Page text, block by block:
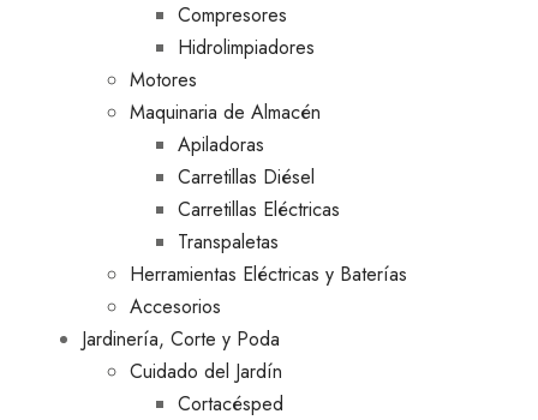
Compresores
Hidrolimpiadores
Motores
Maquinaria de Almacén
Apiladoras
Carretillas Diésel
Carretillas Eléctricas
Transpaletas
Herramientas Eléctricas y Baterías
Accesorios
Jardinería, Corte y Poda
Cuidado del Jardín
Cortacésped